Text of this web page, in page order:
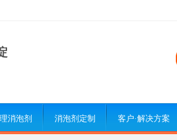
消泡剂 消泡剂定制 客户·解决方案